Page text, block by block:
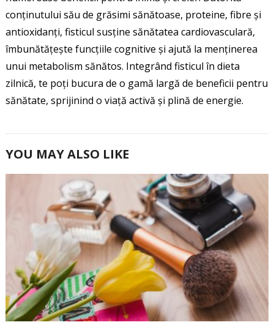
conținutului său de grăsimi sănătoase, proteine, fibre și
antioxidanți, fisticul susține sănătatea cardiovasculară,
îmbunătățește funcțiile cognitive și ajută la menținerea
unui metabolism sănătos. Integrând fisticul în dieta
zilnică, te poți bucura de o gamă largă de beneficii pentru
sănătate, sprijinind o viață activă și plină de energie.
YOU MAY ALSO LIKE